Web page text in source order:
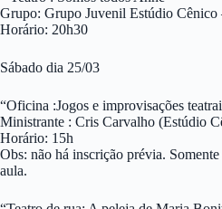
Grupo: Grupo Juvenil Estúdio Cênico
Horário: 20h30
Sábado dia 25/03
“Oficina :Jogos e improvisações
Ministrante : Cris Carvalho (Estúdio
Horário: 15h
Obs: não há inscrição prévia.
aula.